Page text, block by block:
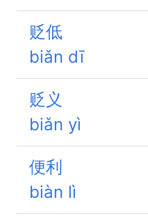
贬低
biǎn dī
贬义
biǎn yì
便利
biàn lì